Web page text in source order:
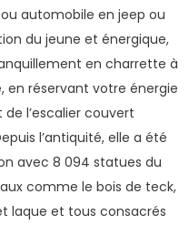
automobile en jeep ou
du jeune et énergique,
en charrette à
en réservant votre énergie
l’escalier couvert
l’antiquité, elle a été
avec 8 094 statues du
comme le bois de teck,
laque et tous consacrés